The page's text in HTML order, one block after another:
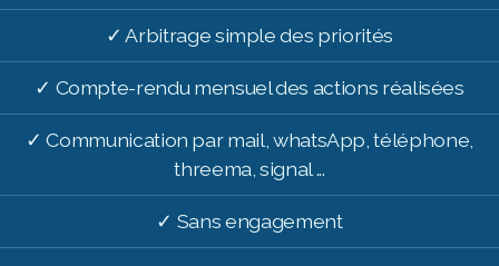
✓ Arbitrage simple des priorités
✓ Compte-rendu mensuel des actions réalisées
✓ Communication par mail, whatsApp, téléphone,
threema, signal ...
✓ Sans engagement